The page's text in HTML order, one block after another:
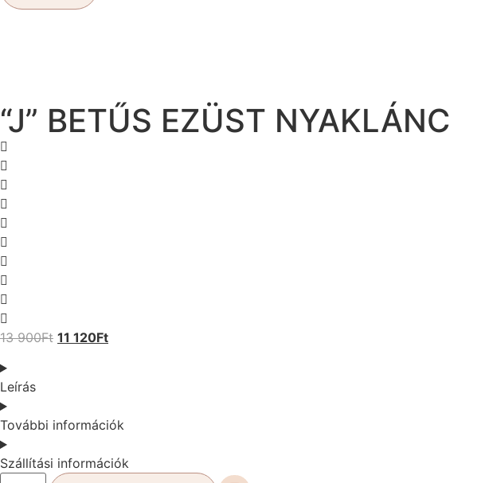
“J” BETŰS EZÜST NYAKLÁNC
13 900Ft 11 120Ft
Leírás
További információk
Szállítási információk